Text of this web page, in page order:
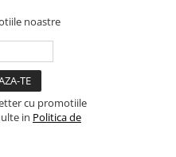
noastre
cu promotiile
in Politica de